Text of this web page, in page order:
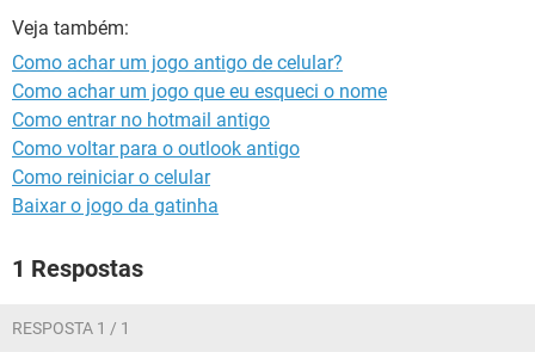
Veja também:
Como achar um jogo antigo de celular?
Como achar um jogo que eu esqueci o nome
Como entrar no hotmail antigo
Como voltar para o outlook antigo
Como reiniciar o celular
Baixar o jogo da gatinha
1 Respostas
RESPOSTA 1 / 1